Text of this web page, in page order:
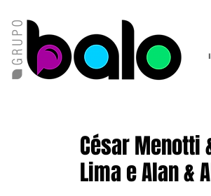
César Menotti
Lima e Alan &